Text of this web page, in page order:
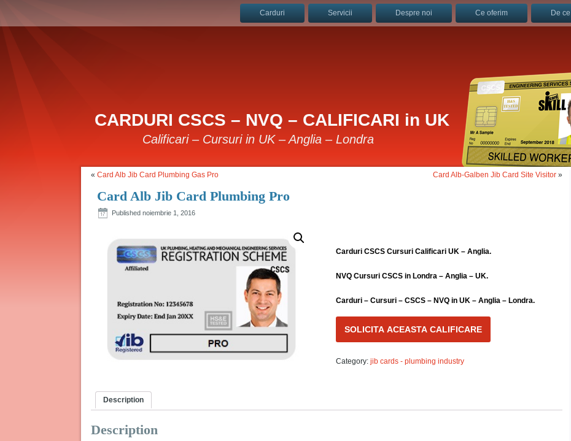
Carduri Servicii Despre noi Ce oferim De
CARDURI CSCS – NVQ – CALIFICARI in UK
Calificari – Cursuri in UK – Anglia – Londra
« Card Alb Jib Card Plumbing Gas Pro Card Alb-Galben Jib Card Site Visitor »
Card Alb Jib Card Plumbing Pro
Published noiembrie 1, 2016
Carduri CSCS Cursuri Calificari UK – Anglia.
NVQ Cursuri CSCS in Londra – Anglia – UK.
Carduri – Cursuri – CSCS – NVQ in UK – Anglia – Londra.
SOLICITA ACEASTA CALIFICARE
Category:jib cards - plumbing industry
Description
Description